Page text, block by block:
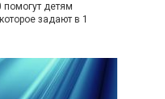
помогут детям
задают в 1